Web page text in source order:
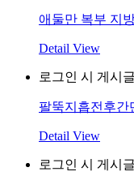
애둘만 복부 지
Detail View
로그인 시 게시
팔뚝지흡전후간
Detail View
로그인 시 게시